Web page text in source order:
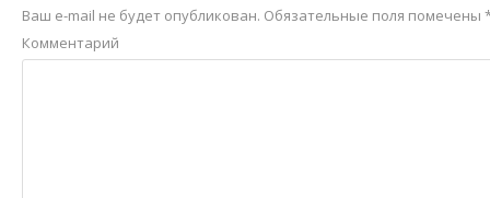
Ваш e-mail не будет опубликован. Обязательные поля помечены
Комментарий